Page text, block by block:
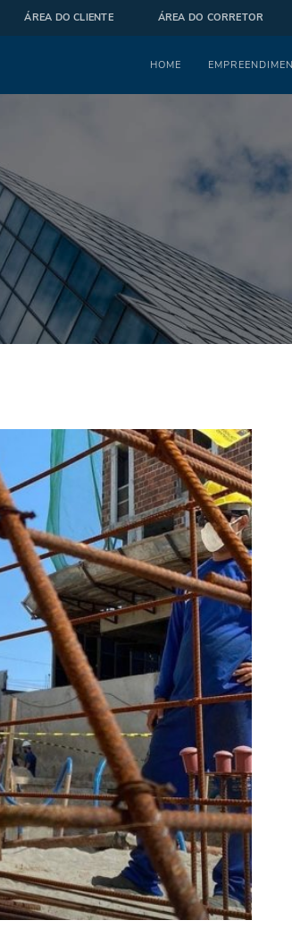
ÁREA DO CLIENTE ÁREA DO CORRETOR
Menu
HOME